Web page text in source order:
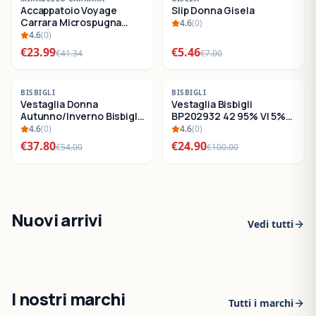
SALDI
Accappatoio Voyage
Carrara Microspugna
Cotone
4.6(0)
€23.99€41.34
SALDI
Slip Donna Gisela
4.6(0)
€5.46€7.00
-30 %
SALDI
BISBIGLI
Vestaglia Donna
Autunno/Inverno Bisbigli
BO288632
4.6(0)
€37.80€54.00
-75 %
SALDI
BISBIGLI
Vestaglia Bisbigli
BP202932 42 95% VI 5%
EA4.6(0)
€24.90€100.00
Nuovi arrivi Vedi tutti
I nostri marchi Tutti i marchi